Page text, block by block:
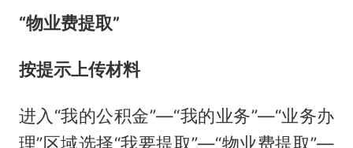
“物业费提取”
按提示上传材料
进入“我的公积金”—“我的业务”—“业务办
理”区域选择“我要提取”—“物业费提取”—